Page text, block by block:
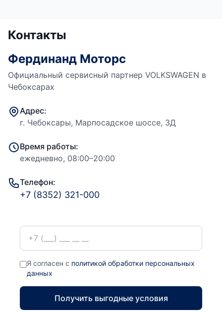
Контакты
Фердинанд Моторс
Официальный сервисный партнер VOLKSWAGEN в
Чебоксарах
Адрес:
г. Чебоксары, Марпосадское шоссе, 3Д
Время работы:
ежедневно, 08:00–20:00
Телефон:
+7 (8352) 321-000
Я согласен с политикой обработки персональных
данных
Получить выгодные условия